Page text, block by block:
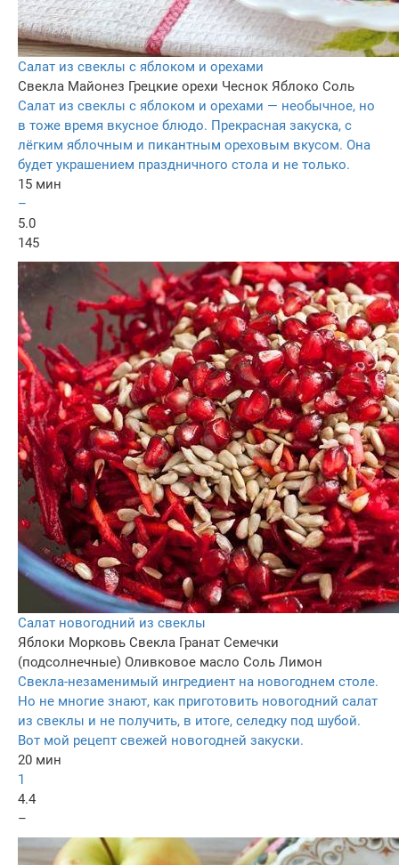
Салат из свеклы с яблоком и орехами
Свекла Майонез Грецкие орехи Чеснок Яблоко Соль
Салат из свеклы с яблоком и орехами — необычное, но
в тоже время вкусное блюдо. Прекрасная закуска, с
лёгким яблочным и пикантным ореховым вкусом. Она
будет украшением праздничного стола и не только.
15 мин
–
5.0
145
Салат новогодний из свеклы
Яблоки Морковь Свекла Гранат Семечки
(подсолнечные) Оливковое масло Соль Лимон
Свекла-незаменимый ингредиент на новогоднем столе.
Но не многие знают, как приготовить новогодний салат
из свеклы и не получить, в итоге, селедку под шубой.
Вот мой рецепт свежей новогодней закуски.
20 мин
1
4.4
–